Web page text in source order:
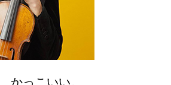
かっこいい。